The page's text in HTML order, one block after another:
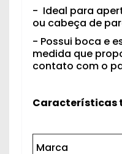
- Ideal para
ou cabeça de
- Possui boca e
medida que
contato com o
Características
Marca